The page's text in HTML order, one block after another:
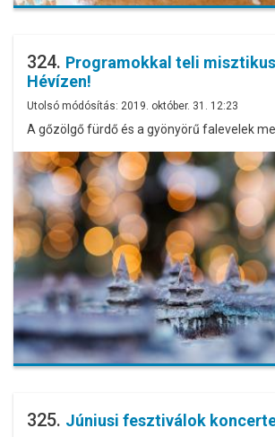
324. Programokkal teli
Hévízen!
Utolsó módósítás: 2019. október. 31. 12:23
A gőzölgő fürdő és a gyönyörű falevelek
325. Júniusi fesztiválok